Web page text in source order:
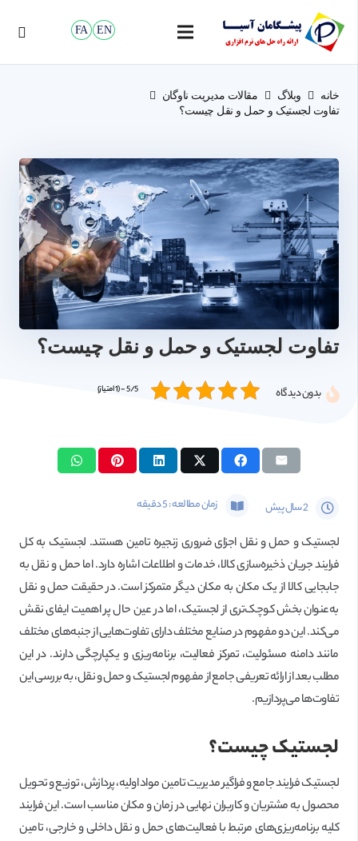
FA EN
خانه وبلاگ
مقالات مدیریت ناوگان
تفاوت لجستیک و حمل و نقل چیست؟
تفاوت لجستیک و حمل و نقل چیست؟
بدون دیدگاه 5/5 - (1 امتیاز)
2 سال پیش زمان مطالعه :5دقیقه
لجستیک و حمل و نقل اجزای ضروری زنجیره تامین هستند. لجستیک به کل
فرایند جریان ذخیره‌سازی کالا، خدمات و اطلاعات اشاره دارد. اما حمل و نقل به
جابجایی کالا از یک مکان به مکان دیگر متمرکز است. در حقیقت حمل و نقل
به‌عنوان بخش کوچک‌تری از لجستیک، اما در عین حال پر اهمیت ایفای نقش
می‌کند. این دو مفهوم در صنایع مختلف دارای تفاوت‌هایی از جنبه‌های مختلف
مانند دامنه مسئولیت، تمرکز فعالیت، برنامه‌ریزی و یکپارچگی دارند. در این
مطلب بعد از ارائه تعریفی جامع از مفهوم لجستیک و حمل و نقل، به بررسی این
تفاوت‌ها می‌پردازیم.
لجستیک چیست؟
لجستیک فرایند جامع و فراگیر مدیریت تامین مواد اولیه، پردازش، توزیع و تحویل
محصول به مشتریان و کاربران نهایی در زمان و مکان مناسب است. این فرایند
کلیه برنامه‌ریزی‌های مرتبط با فعالیت‌های حمل و نقل داخلی و خارجی، تامین